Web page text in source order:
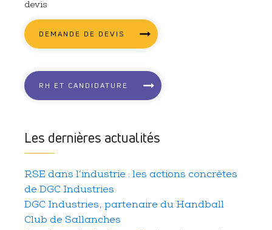
devis
DEMANDE DE DEVIS
RH ET CANDIDATURE
Les dernières actualités
RSE dans l’industrie : les actions concrètes
de DGC Industries
DGC Industries, partenaire du Handball
Club de Sallanches